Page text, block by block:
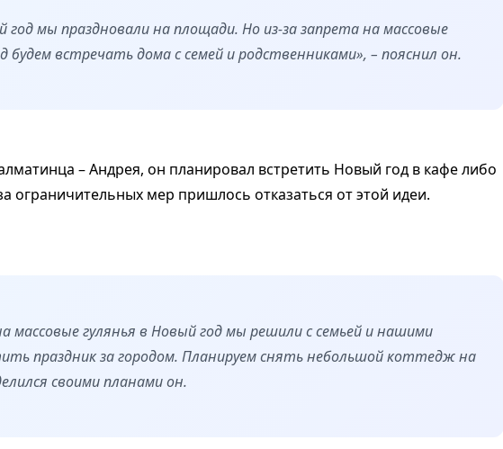
мы праздновали на площади. Но из-за запрета на массовые
будем встречать дома с семей и родственниками», – пояснил он.
– Андрея, он планировал встретить Новый год в кафе либо
ограничительных мер пришлось отказаться от этой идеи.
массовые гулянья в Новый год мы решили с семьей и нашими
праздник за городом. Планируем снять небольшой коттедж на
своими планами он.